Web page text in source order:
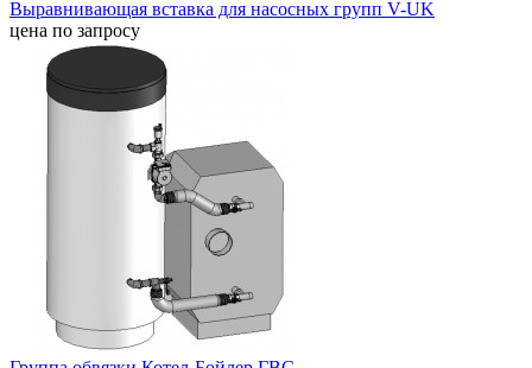
Выравнивающая вставка для насосных групп V-UK
цена по запросу